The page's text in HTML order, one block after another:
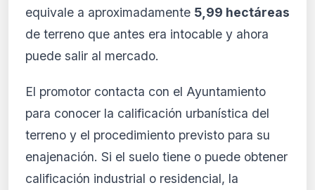
equivale a aproximadamente 5,99 hectáreas
de terreno que antes era intocable y ahora
puede salir al mercado.
El promotor contacta con el Ayuntamiento
para conocer la calificación urbanística del
terreno y el procedimiento previsto para su
enajenación. Si el suelo tiene o puede obtener
calificación industrial o residencial, la